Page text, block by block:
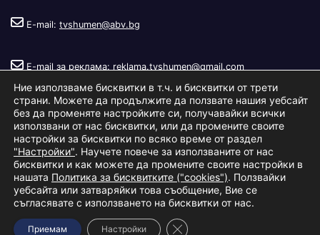
E-mail: tvshumen@abv.bg
E-mail за реклама: reklama.tvshumen@gmail.com
Copyright © 2026Телевизия Шумен.|Изработка: S.I.T Solutions
Ltd.
За насРекламаУсловия за ползване
Политика за бисквитки
Ние използваме бисквитки в т.ч. и бисквитки от трети
страни. Можете да продължите да ползвате нашия уебсайт
без да променяте настройките си, получавайки всички
използвани от нас бисквитки, или да промените своите
настройки за бисквитки по всяко време от раздел
"Настройки". Научете повече за използваните от нас
бисквитки и как можете да промените своите настройки в
нашата Политика за бисквитките ("cookies"). Ползвайки
уебсайта или затваряйки това съобщение, Вие се
съгласявате с използването на бисквитки от нас.
Приемам Настройки Close GDPR Cookie Banner